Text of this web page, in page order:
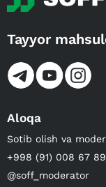
Tayyor
Aloqa
Sotib olish va
+998 (91) 008 67 89
@soff_moderator